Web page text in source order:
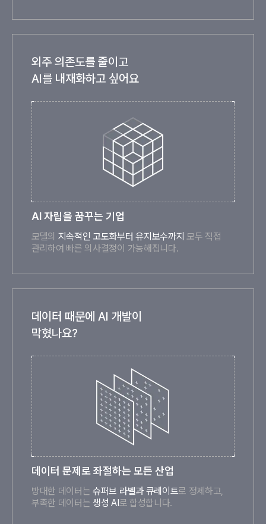
외주 의존도를 줄이고
AI를 내재화하고 싶어요
AI 자립을 꿈꾸는 기업
모델의 지속적인 고도화부터 유지보수까지 모두 직접
관리하여 빠른 의사결정이 가능해집니다.
데이터 때문에 AI 개발이
막혔나요?
데이터 문제로 좌절하는 모든 산업
방대한 데이터는슈퍼브 라벨과 큐레이트로 정제하고,
부족한 데이터는생성 AI로 합성합니다.